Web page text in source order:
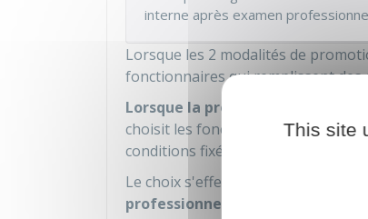
interne après examen
Lorsque les 2 modalités de
fonctionnaires qui remplissent
Lorsque la promotion interne
choisit les fonctionnaires qu'elle
conditions fixées par le statut
Le choix s'effectue au vu de la
professionnelle
This site